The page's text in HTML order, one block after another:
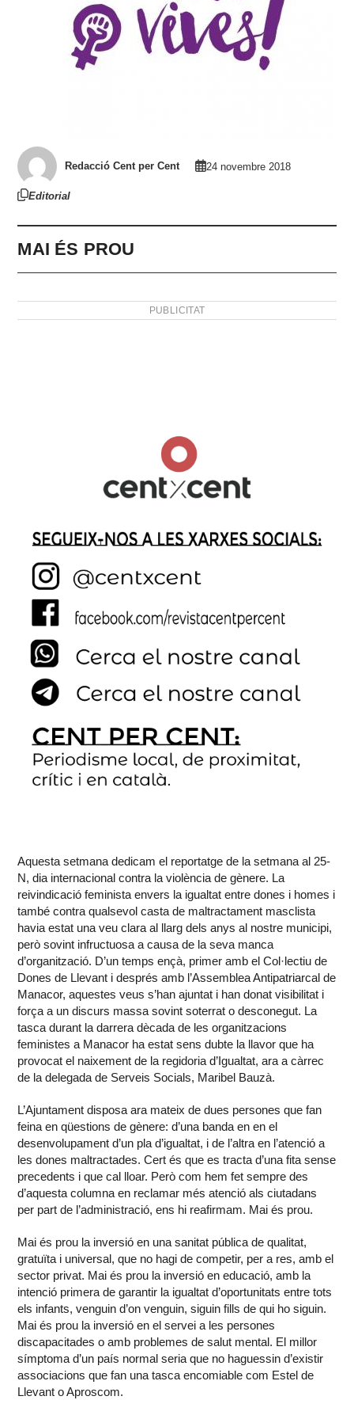
Redacció Cent per Cent 24 novembre 2018
Editorial
MAI ÉS PROU
PUBLICITAT
Aquesta setmana dedicam el reportatge de la setmana al 25-
N, dia internacional contra la violència de gènere. La
reivindicació feminista envers la igualtat entre dones i homes i
també contra qualsevol casta de maltractament masclista
havia estat una veu clara al llarg dels anys al nostre municipi,
però sovint infructuosa a causa de la seva manca
d’organització. D’un temps ençà, primer amb el Col·lectiu de
Dones de Llevant i després amb l’Assemblea Antipatriarcal de
Manacor, aquestes veus s’han ajuntat i han donat visibilitat i
força a un discurs massa sovint soterrat o desconegut. La
tasca durant la darrera dècada de les organitzacions
feministes a Manacor ha estat sens dubte la llavor que ha
provocat el naixement de la regidoria d’Igualtat, ara a càrrec
de la delegada de Serveis Socials, Maribel Bauzà.
L’Ajuntament disposa ara mateix de dues persones que fan
feina en qüestions de gènere: d’una banda en en el
desenvolupament d’un pla d’igualtat, i de l’altra en l’atenció a
les dones maltractades. Cert és que es tracta d’una fita sense
precedents i que cal lloar. Però com hem fet sempre des
d’aquesta columna en reclamar més atenció als ciutadans
per part de l’administració, ens hi reafirmam. Mai és prou.
Mai és prou la inversió en una sanitat pública de qualitat,
gratuïta i universal, que no hagi de competir, per a res, amb el
sector privat. Mai és prou la inversió en educació, amb la
intenció primera de garantir la igualtat d’oportunitats entre tots
els infants, venguin d’on venguin, siguin fills de qui ho siguin.
Mai és prou la inversió en el servei a les persones
discapacitades o amb problemes de salut mental. El millor
símptoma d’un país normal seria que no haguessin d’existir
associacions que fan una tasca encomiable com Estel de
Llevant o Aproscom.